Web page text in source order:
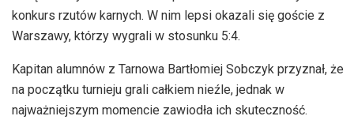
konkurs rzutów karnych. W nim lepsi okazali się goście z
Warszawy, którzy wygrali w stosunku 5:4.
Kapitan alumnów z Tarnowa Bartłomiej Sobczyk przyznał, że
na początku turnieju grali całkiem nieźle, jednak w
najważniejszym momencie zawiodła ich skuteczność.